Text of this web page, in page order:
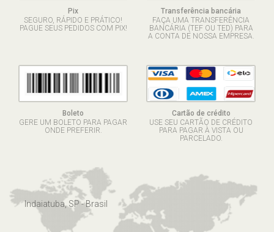
Pix
SEGURO, RÁPIDO E PRÁTICO!
PAGUE SEUS PEDIDOS COM PIX!
Transferência bancária
FAÇA UMA TRANSFERÊNCIA
BANCÁRIA (TEF OU TED) PARA
A CONTA DE NOSSA EMPRESA.
Boleto
GERE UM BOLETO PARA PAGAR
ONDE PREFERIR.
Cartão de crédito
USE SEU CARTÃO DE CRÉDITO
PARA PAGAR À VISTA OU
PARCELADO.
Indaiatuba, SP - Brasil